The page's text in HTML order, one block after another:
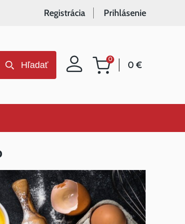
Nákupný
0
0 €
Hľadať
Registrácia Prihlásenie